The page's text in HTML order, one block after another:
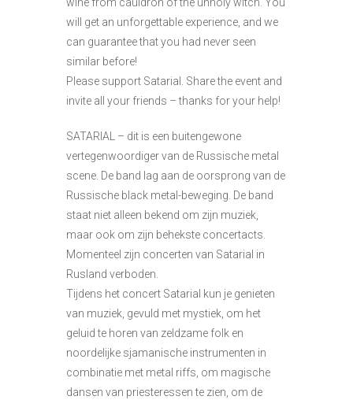
will get an unforgettable experience, and we
can guarantee that you had never seen
similar before!
Please support Satarial. Share the event and
invite all your friends – thanks for your help!
SATARIAL – dit is een buitengewone
vertegenwoordiger van de Russische metal
scene. De band lag aan de oorsprong van de
Russische black metal-beweging. De band
staat niet alleen bekend om zijn muziek,
maar ook om zijn behekste concertacts.
Momenteel zijn concerten van Satarial in
Rusland verboden.
Tijdens het concert Satarial kun je genieten
van muziek, gevuld met mystiek, om het
geluid te horen van zeldzame folk en
noordelijke sjamanische instrumenten in
combinatie met metal riffs, om magische
dansen van priesteressen te zien, om de